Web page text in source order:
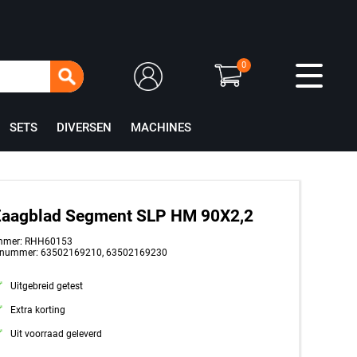
SETS DIVERSEN MACHINES
0
Segment SLP HM 90X2,2
RHH60153
63502169210, 63502169230
Uitgebreid getest
Extra korting
Uit voorraad geleverd